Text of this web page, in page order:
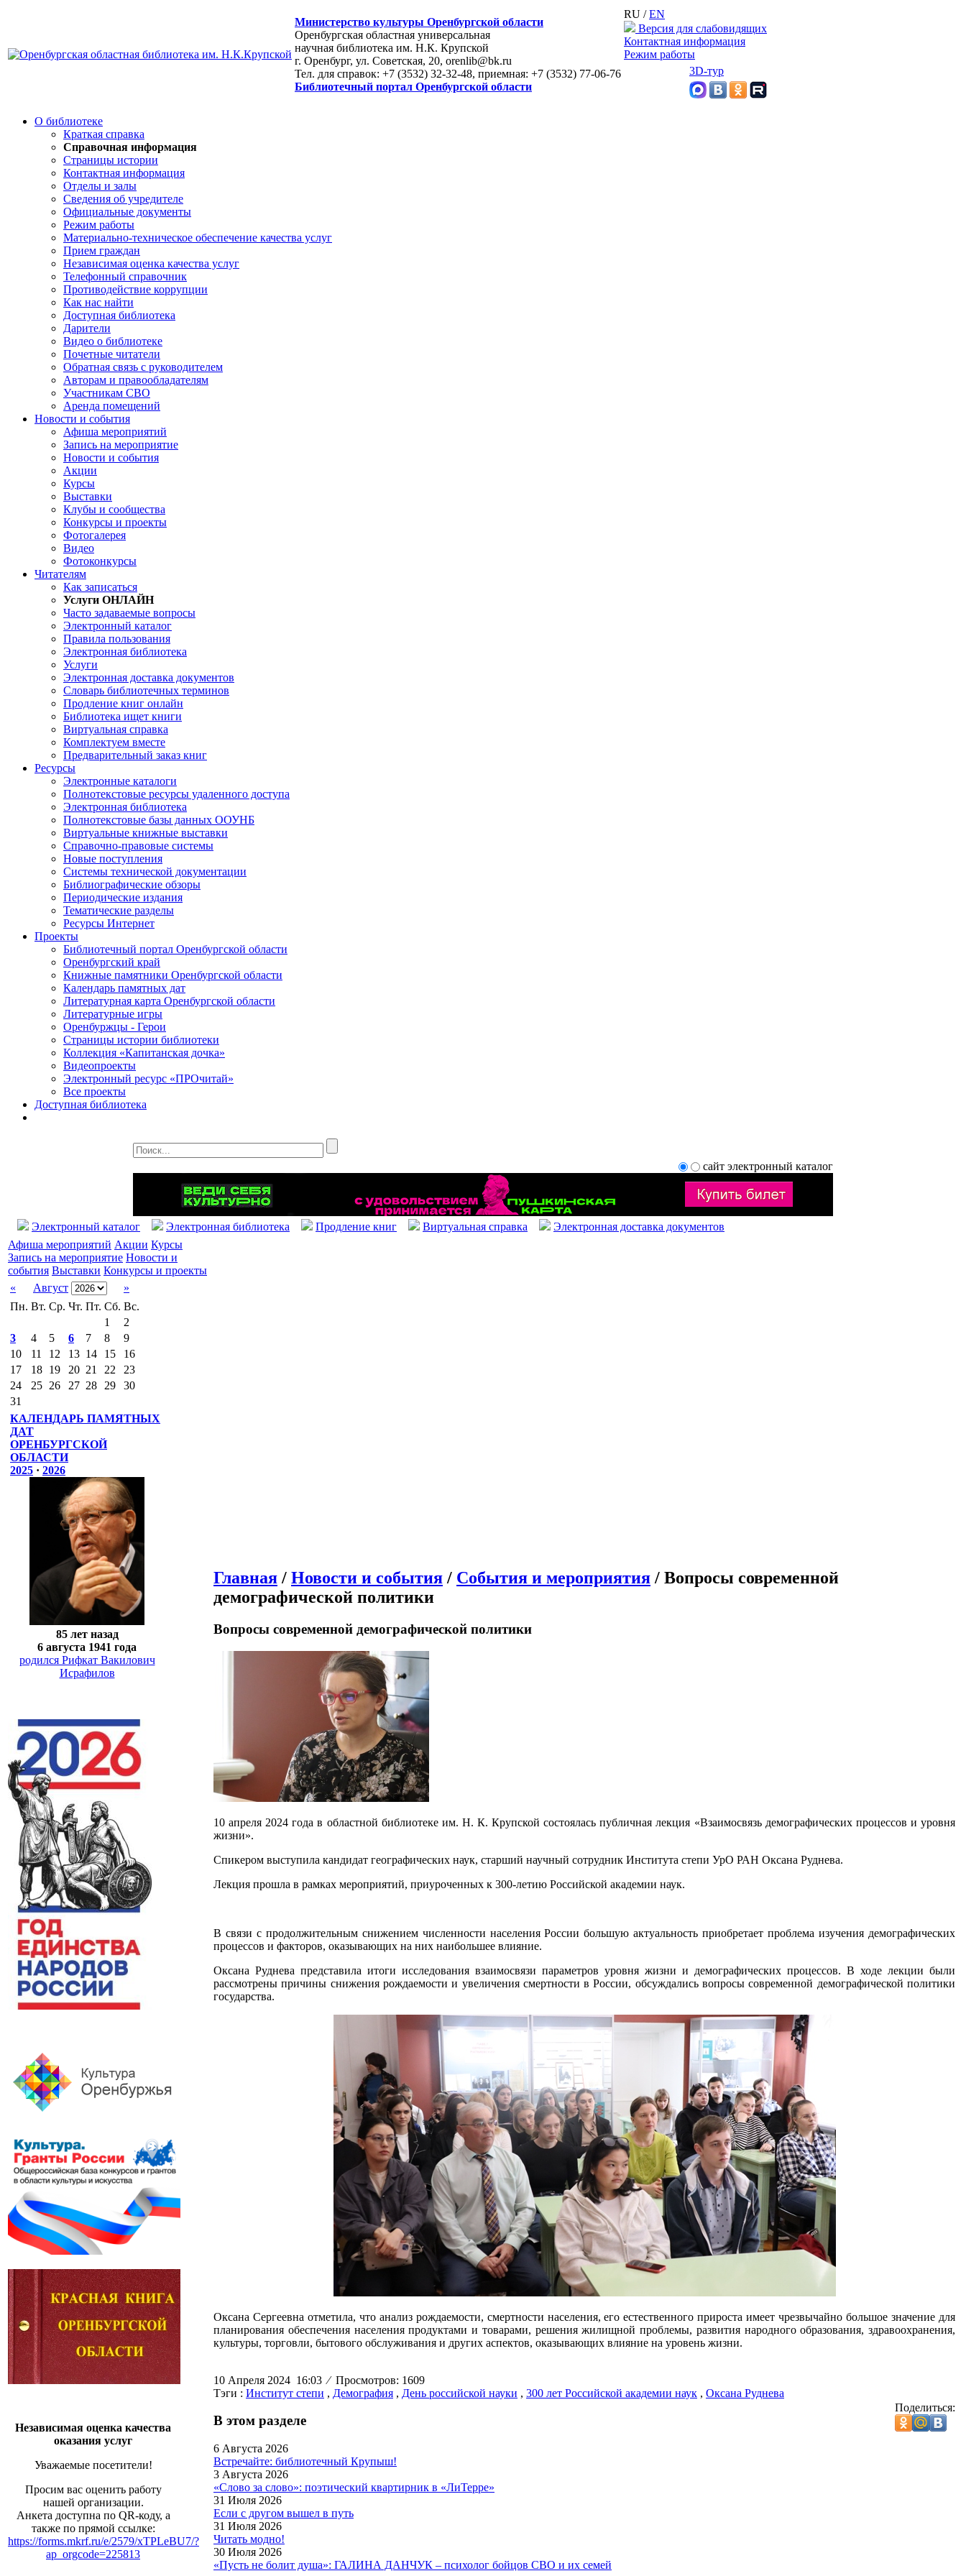
Министерство культуры Оренбургской области
Оренбургская областная универсальная
научная библиотека им. Н.К. Крупской
г. Оренбург, ул. Советская, 20, orenlib@bk.ru
Тел. для справок: +7 (3532) 32-32-48, приемная: +7 (3532) 77-06-76
Библиотечный портал Оренбургской области
RU /EN
Версия для слабовидящих
Контактная информация
Режим работы
3D-тур
О библиотеке
Краткая справка
Справочная информация
Страницы истории
Контактная информация
Отделы и залы
Сведения об учредителе
Официальные документы
Режим работы
Материально-техническое обеспечение качества услуг
Прием граждан
Независимая оценка качества услуг
Телефонный справочник
Противодействие коррупции
Как нас найти
Доступная библиотека
Дарители
Видео о библиотеке
Почетные читатели
Обратная связь с руководителем
Авторам и правообладателям
Участникам СВО
Аренда помещений
Новости и события
Афиша мероприятий
Запись на мероприятие
Новости и события
Акции
Курсы
Выставки
Клубы и сообщества
Конкурсы и проекты
Фотогалерея
Видео
Фотоконкурсы
Читателям
Как записаться
Услуги ОНЛАЙН
Часто задаваемые вопросы
Электронный каталог
Правила пользования
Электронная библиотека
Услуги
Электронная доставка документов
Словарь библиотечных терминов
Продление книг онлайн
Библиотека ищет книги
Виртуальная справка
Комплектуем вместе
Предварительный заказ книг
Ресурсы
Электронные каталоги
Полнотекстовые ресурсы удаленного доступа
Электронная библиотека
Полнотекстовые базы данных ООУНБ
Виртуальные книжные выставки
Справочно-правовые системы
Новые поступления
Cистемы технической документации
Библиографические обзоры
Периодические издания
Тематические разделы
Ресурсы Интернет
Проекты
Библиотечный портал Оренбургской области
Оренбургский край
Книжные памятники Оренбургской области
Календарь памятных дат
Литературная карта Оренбургской области
Литературные игры
Оренбуржцы - Герои
Страницы истории библиотеки
Коллекция «Капитанская дочка»
Видеопроекты
Электронный ресурс «ПРОчитай»
Все проекты
Доступная библиотека
сайт электронный каталог
Электронный каталог Электронная библиотека Продление книг Виртуальная справка
Электронная доставка документов
Афиша мероприятий Акции Курсы
Запись на мероприятие Новости и
события Выставки Конкурсы и проекты
«
Август
»
Пн. Вт. Ср. Чт. Пт. Сб. Вс.
1
2
3
4 5 6 7 8
9
10
11 12 13 14 15
16
17
18 19 20 21 22
23
24
25 26 27 28 29
30
31
КАЛЕНДАРЬ ПАМЯТНЫХ
ДАТ
ОРЕНБУРГСКОЙ
ОБЛАСТИ
2025 · 2026
85 лет назад
6 августа 1941 года
родился Рифкат Вакилович
Исрафилов
Независимая оценка качества
оказания услуг
Уважаемые посетители!
Просим вас оценить работу
нашей организации.
Анкета доступна по QR-коду, а
также по прямой ссылке:
https://forms.mkrf.ru/e/2579/xTPLeBU7/?
ap_orgcode=225813
Главная / Новости и события / События и мероприятия / Вопросы современной
демографической политики
Вопросы современной демографической политики
10 апреля 2024 года в областной библиотеке им. Н. К. Крупской состоялась публичная лекция «Взаимосвязь демографических процессов и уровня
жизни».
Спикером выступила кандидат географических наук, старший научный сотрудник Института степи УрО РАН Оксана Руднева.
Лекция прошла в рамках мероприятий, приуроченных к 300-летию Российской академии наук.
В связи с продолжительным снижением численности населения России большую актуальность приобретает проблема изучения демографических
процессов и факторов, оказывающих на них наибольшее влияние.
Оксана Руднева представила итоги исследования взаимосвязи параметров уровня жизни и демографических процессов. В ходе лекции были
рассмотрены причины снижения рождаемости и увеличения смертности в России, обсуждались вопросы современной демографической политики
государства.
Оксана Сергеевна отметила, что анализ рождаемости, смертности населения, его естественного прироста имеет чрезвычайно большое значение для
планирования обеспечения населения продуктами и товарами, решения жилищной проблемы, развития народного образования, здравоохранения,
культуры, торговли, бытового обслуживания и других аспектов, оказывающих влияние на уровень жизни.
10 Апреля 2024 16:03⁄Просмотров: 1609
Тэги : Институт степи , Демография , День российской науки , 300 лет Российской академии наук , Оксана Руднева
Поделиться:
В этом разделе
6 Августа 2026
Встречайте: библиотечный Крупыш!
3 Августа 2026
«Слово за слово»: поэтический квартирник в «ЛиТерре»
31 Июля 2026
Если с другом вышел в путь
31 Июля 2026
Читать модно!
30 Июля 2026
«Пусть не болит душа»: ГАЛИНА ДАНЧУК – психолог бойцов СВО и их семей